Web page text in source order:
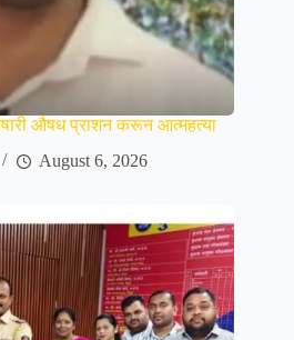
औषध प्राशन करून आत्महत्या
August 6, 2026